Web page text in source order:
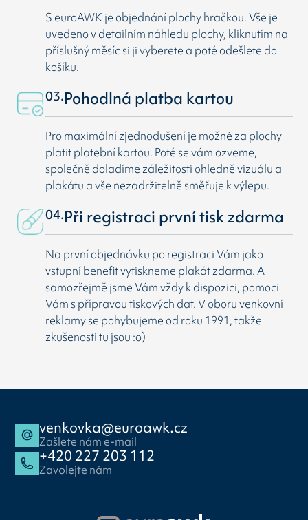
S euroAWK je objednání plochy hračkou. Vše je
uvedeno v detailním náhledu plochy, kliknutím na
příslušný měsíc si ji vyberete a poté odešlete do
košíku.
03.Pohodlná platba kartou
Pro maximální zjednodušení je možné za plochy
platit platební kartou. Poté se vám ozveme,
společně doladíme záležitosti ohledně vizuálu a
plakátu a vše nezadržitelně směřuje k výlepu.
04.Při registraci první tisk zdarma
Na první objednávku po registraci Vám jako
vstupní benefit vytiskneme plakát zdarma. A
samozřejmě jsme Vám vždy k dispozici, pomoci
Vám s přípravou tiskových dat. V oboru venkovní
reklamy se pohybujeme od roku 1991, takže
zkušenosti tu jsou :o)
venkovka@euroawk.cz
Zašlete nám e-mail
+420 227 203 112
Zavolejte nám